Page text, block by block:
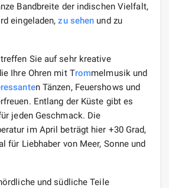
Bandbreite der indischen Vielfalt,
eingeladen,zu sehen und zu
Sie auf sehr kreative
Ihre Ohren mit Trommelmusik und
n Tänzen, Feuershows und
Entlang der Küste gibt es
jeden Geschmack. Die
im April beträgt hier +30 Grad,
für Liebhaber von Meer, Sonne und
und südliche Teile